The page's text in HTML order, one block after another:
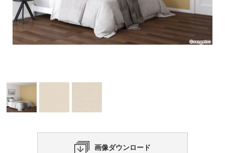
画像ダウンロード